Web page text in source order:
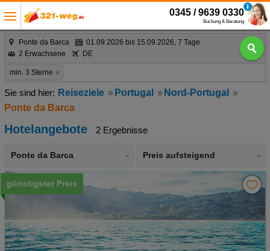
0345 / 9639 0330
Buchung & Beratung
Ponte da Barca
01.09.2026 bis 15.09.2026, 7 Tage
2 Erwachsene
DE
min. 3 Sterne
Reiseziele Portugal
Nord-Portugal
Ponte da Barca
Hotelangebote 2 Ergebnisse
Ponte da Barca Preis aufsteigend
günstigster Preis